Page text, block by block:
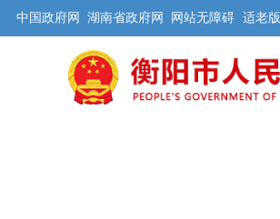
中国政府网 湖南省政府网 网站无障碍 适老版